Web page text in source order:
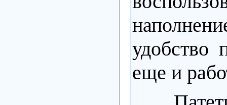
удобство
еще и